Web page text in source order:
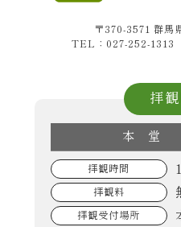
〒370-3571 群馬
TEL：027-252-
拝
本 堂
拝観時間
拝観料
拝観受付場所